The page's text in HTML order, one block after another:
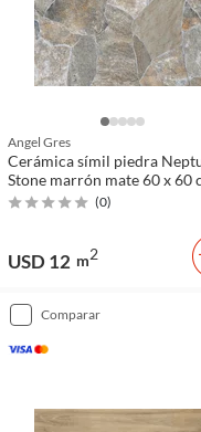
Angel Gres
Cerámica símil piedra
Stone marrón mate 60 x 60
(0)
USD 12 m2
comparar